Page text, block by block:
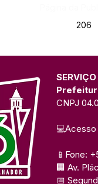
206
CNPJ
💻Acesso
📱Fone:
🏢 Av.
📅